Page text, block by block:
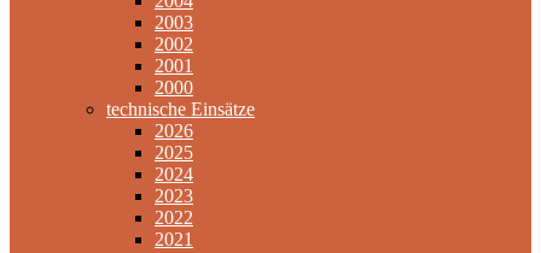
2003
2002
2001
2000
technische Einsätze
2026
2025
2024
2023
2022
2021